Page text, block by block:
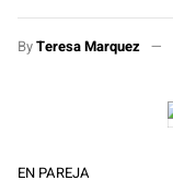
ByTeresa Marquez
EN PAREJA